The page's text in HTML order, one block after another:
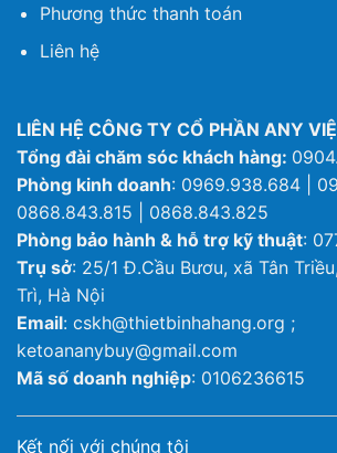
Phương thức thanh toán
Liên hệ
LIÊN HỆ CÔNG TY CỔ PHẦN ANY
Tổng đài chăm sóc khách hàng:
Phòng kinh doanh: 0969.938.684 |
0868.843.815 | 0868.843.825
Phòng bảo hành & hỗ trợ kỹ thuật:
Trụ sở: 25/1 Đ.Cầu Bươu, xã Tân
Trì, Hà Nội
Email: cskh@thietbinhahang.org ;
ketoananybuy@gmail.com
Mã số doanh nghiệp: 0106236615
Kết nối với chúng tôi